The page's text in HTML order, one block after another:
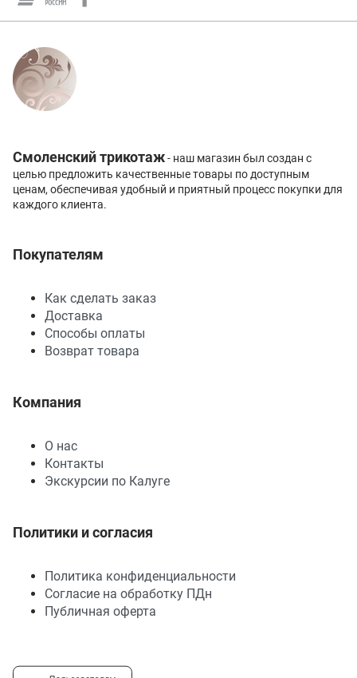
Смоленский трикотаж- наш магазин был создан с
целью предложить качественные товары по доступным
ценам, обеспечивая удобный и приятный процесс покупки для
каждого клиента.
Покупателям
Как сделать заказ
Доставка
Способы оплаты
Возврат товара
Компания
О нас
Контакты
Экскурсии по Калуге
Политики и согласия
Политика конфиденциальности
Согласие на обработку ПДн
Публичная оферта